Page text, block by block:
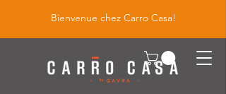
Bienvenue chez Carro Casa!